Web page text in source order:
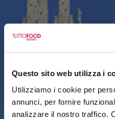
Questo sito web utilizza i
Utilizziamo i cookie per
annunci, per fornire
analizzare il nostro traffico.